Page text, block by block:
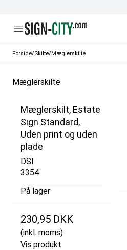
Forside/Skilte/Mæglerskilte
Mæglerskilte
Mæglerskilt, Estate
Sign Standard,
Uden print og uden
plade
DSI
3354
På lager
230,95 DKK
(inkl. moms)
Vis produkt